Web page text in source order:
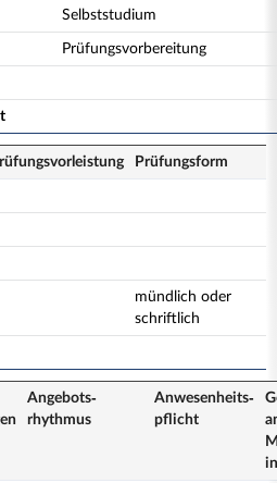
Selbststudium
Prüfungsvorbereitung
Prüfungsform
mündlich oder
schriftlich
Angebots­
rhythmus
Anwesenheits­
pflicht